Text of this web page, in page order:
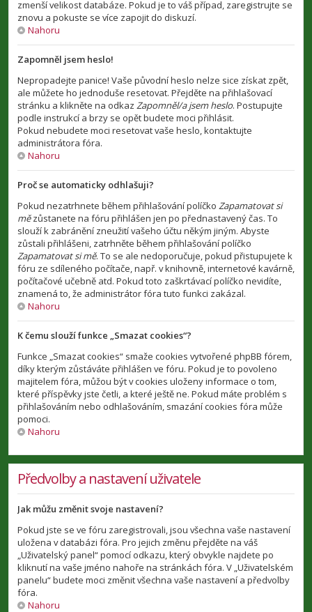
zmenší velikost databáze. Pokud je to váš případ, zaregistrujte se
znovu a pokuste se více zapojit do diskuzí.
Nahoru
Zapomněl jsem heslo!
Nepropadejte panice! Vaše původní heslo nelze sice získat zpět,
ale můžete ho jednoduše resetovat. Přejděte na přihlašovací
stránku a klikněte na odkaz Zapomněl/a jsem heslo. Postupujte
podle instrukcí a brzy se opět budete moci přihlásit.
Pokud nebudete moci resetovat vaše heslo, kontaktujte
administrátora fóra.
Nahoru
Proč se automaticky odhlašuji?
Pokud nezatrhnete během přihlašování políčko Zapamatovat si
mězůstanete na fóru přihlášen jen po přednastavený čas. To
slouží k zabránění zneužití vašeho účtu někým jiným. Abyste
zůstali přihlášeni, zatrhněte během přihlašování políčko
Zapamatovat si mě. To se ale nedoporučuje, pokud přistupujete k
fóru ze sdíleného počítače, např. v knihovně, internetové kavárně,
počítačové učebně atd. Pokud toto zaškrtávací políčko nevidíte,
znamená to, že administrátor fóra tuto funkci zakázal.
Nahoru
K čemu slouží funkce „Smazat cookies“?
Funkce „Smazat cookies“ smaže cookies vytvořené phpBB fórem,
díky kterým zůstáváte přihlášen ve fóru. Pokud je to povoleno
majitelem fóra, můžou být v cookies uloženy informace o tom,
které příspěvky jste četli, a které ještě ne. Pokud máte problém s
přihlašováním nebo odhlašováním, smazání cookies fóra může
pomoci.
Nahoru
Předvolby a nastavení uživatele
Jak můžu změnit svoje nastavení?
Pokud jste se ve fóru zaregistrovali, jsou všechna vaše nastavení
uložena v databázi fóra. Pro jejich změnu přejděte na váš
„Uživatelský panel“ pomocí odkazu, který obvykle najdete po
kliknutí na vaše jméno nahoře na stránkách fóra. V „Uživatelském
panelu“ budete moci změnit všechna vaše nastavení a předvolby
fóra.
Nahoru